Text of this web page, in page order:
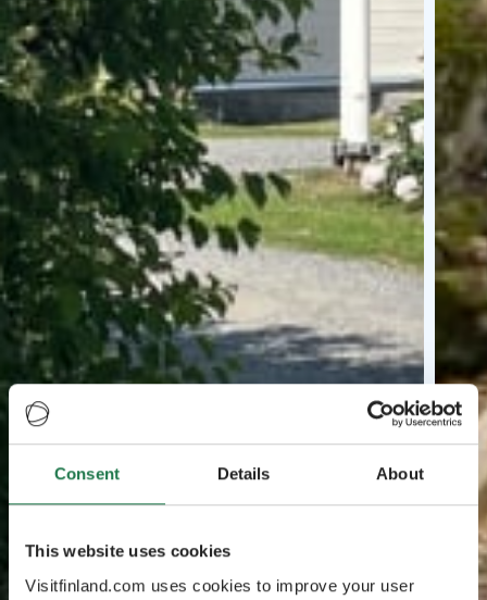
Consent Details About
This website uses cookies
Visitfinland.com uses cookies to improve your user